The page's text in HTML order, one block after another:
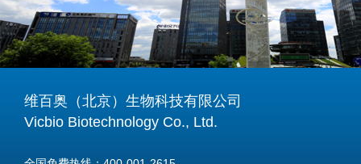
维百奥（北京）生物科技有限公司
Vicbio Biotechnology Co., Ltd.